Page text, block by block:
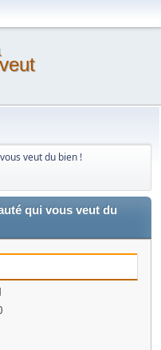
veut du bien !
qui vous veut du